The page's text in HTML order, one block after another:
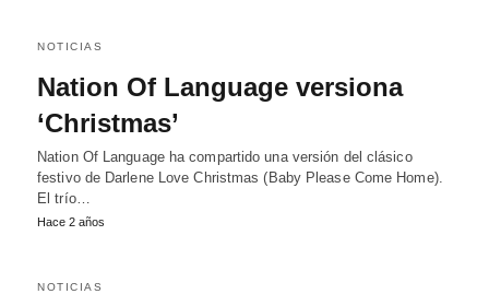
NOTICIAS
Nation Of Language versiona
‘Christmas’
Nation Of Language ha compartido una versión del clásico
festivo de Darlene Love Christmas (Baby Please Come Home).
El trío…
Hace 2 años
NOTICIAS